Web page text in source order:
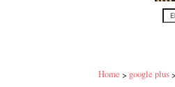
Home google plus